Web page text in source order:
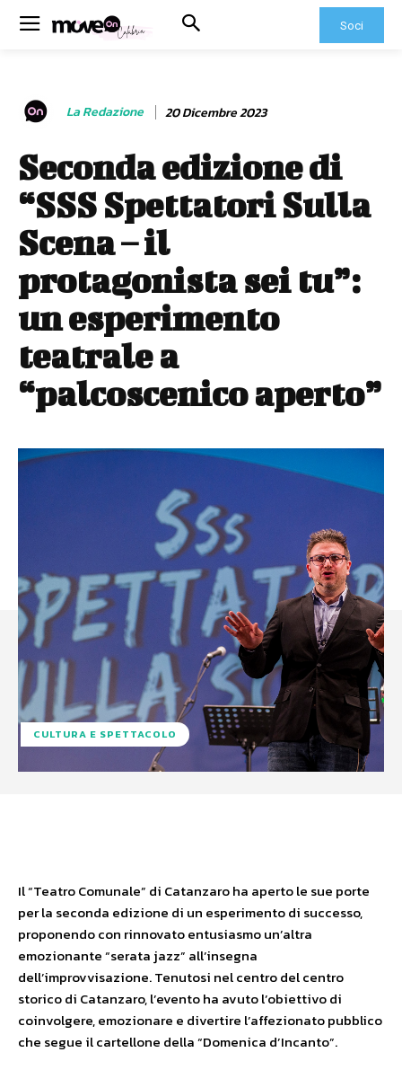
Soci
La Redazione 20 Dicembre 2023
Seconda edizione di
“SSS Spettatori Sulla
Scena – il
protagonista sei tu”:
un esperimento
teatrale a
“palcoscenico aperto”
CULTURA E SPETTACOLO
Il “Teatro Comunale” di Catanzaro ha aperto le sue porte
per la seconda edizione di un esperimento di successo,
proponendo con rinnovato entusiasmo un’altra
emozionante “serata jazz” all’insegna
dell’improvvisazione. Tenutosi nel centro del centro
storico di Catanzaro, l’evento ha avuto l’obiettivo di
coinvolgere, emozionare e divertire l’affezionato pubblico
che segue il cartellone della “Domenica d’Incanto”.